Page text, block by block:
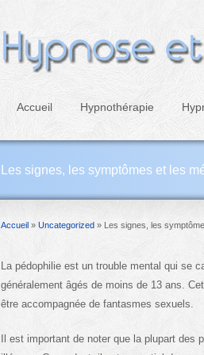
Accueil Hypnothérapie
Les signes, les symptômes et les
Accueil » Uncategorized » Les signes, les
La pédophilie est un trouble mental qui se
généralement âgés de moins de 13 ans.
être accompagnée de fantasmes sexuels.
Il est important de noter que la plupart